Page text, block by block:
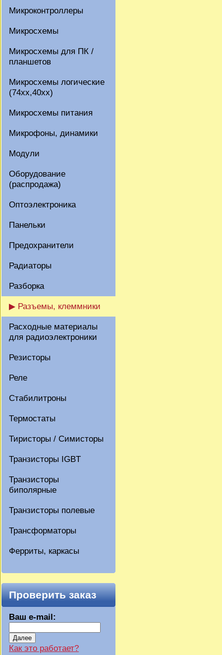
Микроконтроллеры
Микросхемы
Микросхемы для ПК /
планшетов
Микросхемы логические
(74xx,40xx)
Микросхемы питания
Микрофоны, динамики
Модули
Оборудование
(распродажа)
Оптоэлектроника
Панельки
Предохранители
Радиаторы
Разборка
▶ Разъемы, клеммники
Расходные материалы
для радиоэлектроники
Резисторы
Реле
Стабилитроны
Термостаты
Тиристоры / Симисторы
Транзисторы IGBT
Транзисторы
биполярные
Транзисторы полевые
Трансформаторы
Ферриты, каркасы
Проверить заказ
Ваш e-mail:
Далее
Как это работает?